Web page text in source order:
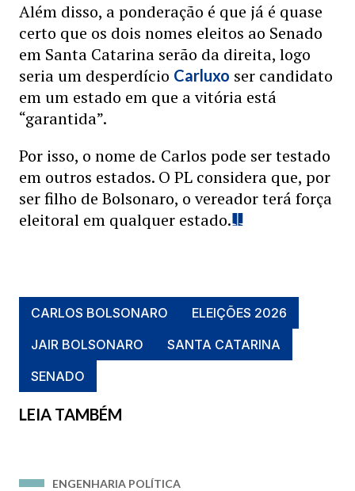
Além disso, a ponderação é que já é quase
certo que os dois nomes eleitos ao Senado
em Santa Catarina serão da direita, logo
seria um desperdício Carluxo ser candidato
em um estado em que a vitória está
“garantida”.
Por isso, o nome de Carlos pode ser testado
em outros estados. O PL considera que, por
ser filho de Bolsonaro, o vereador terá força
eleitoral em qualquer estado.
CARLOS BOLSONARO
ELEIÇÕES 2026
JAIR BOLSONARO
SANTA CATARINA
SENADO
LEIA TAMBÉM
ENGENHARIA POLÍTICA